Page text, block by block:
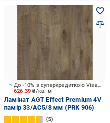
626.39₴/кв. м
До -10% з суперкредиткою Visa Вигода
Ламінат AGT Effect Premium 4V
памір 33/АС5/8 мм (PRK 906)
5